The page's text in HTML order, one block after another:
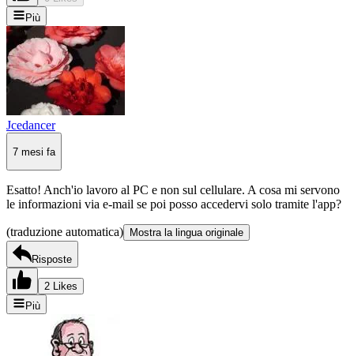
Più
Jcedancer
7 mesi fa
Esatto! Anch'io lavoro al PC e non sul cellulare. A cosa mi servono
le informazioni via e-mail se poi posso accedervi solo tramite l'app?
(traduzione automatica) Mostra la lingua originale
Risposte
2 Likes
Più